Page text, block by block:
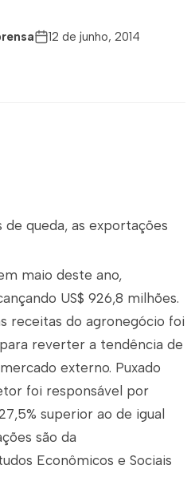
12 de junho, 2014
de queda, as exportações
maio deste ano,
US$ 926,8 milhões.
receitas do agronegócio foi
reverter a tendência de
externo. Puxado
foi responsável por
superior ao de igual
são da
Econômicos e Sociais